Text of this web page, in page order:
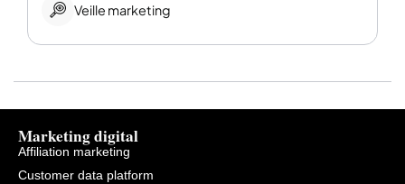
Veille marketing
Marketing digital
Affiliation marketing
Customer data platform